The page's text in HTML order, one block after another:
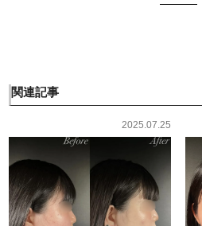
関連記事
2025.07.25